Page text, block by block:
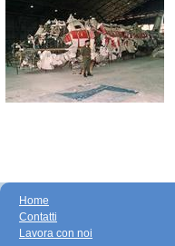
Home
Contatti
Lavora con noi